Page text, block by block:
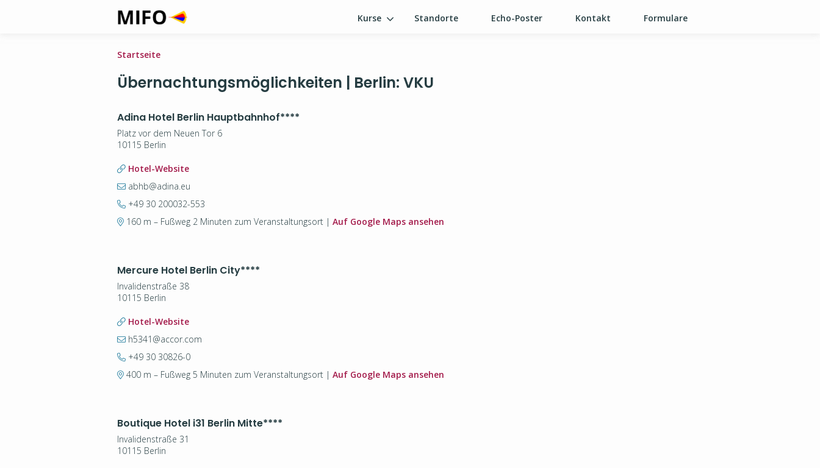
Kurse Standorte Echo-Poster Kontakt Formulare
Startseite
Übernachtungsmöglichkeiten | Berlin: VKU
Adina Hotel Berlin Hauptbahnhof****
Platz vor dem Neuen Tor 6
10115 Berlin
Hotel-Website
abhb@adina.eu
+49 30 200032-553
160 m – Fußweg 2 Minuten zum Veranstaltungsort | Auf Google Maps ansehen
Mercure Hotel Berlin City****
Invalidenstraße 38
10115 Berlin
Hotel-Website
h5341@accor.com
+49 30 30826-0
400 m – Fußweg 5 Minuten zum Veranstaltungsort | Auf Google Maps ansehen
Boutique Hotel i31 Berlin Mitte****
Invalidenstraße 31
10115 Berlin